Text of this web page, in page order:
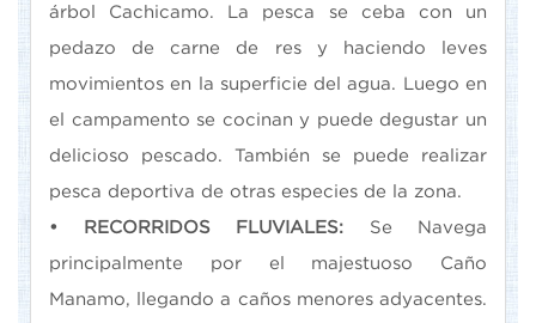
árbol Cachicamo. La pesca se ceba con un
pedazo de carne de res y haciendo leves
movimientos en la superficie del agua. Luego en
el campamento se cocinan y puede degustar un
delicioso pescado. También se puede realizar
pesca deportiva de otras especies de la zona.
• RECORRIDOS FLUVIALES: Se Navega
principalmente por el majestuoso Caño
Manamo, llegando a caños menores adyacentes.